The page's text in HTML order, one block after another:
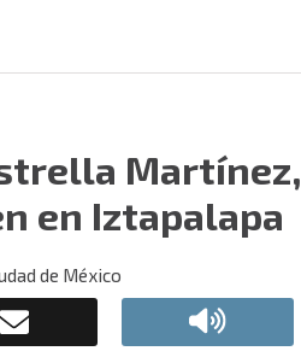
Martínez,
en Iztapalapa
de México